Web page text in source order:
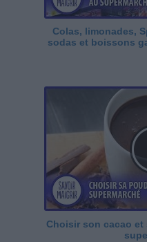
Colas, limonades,
sodas et boissons
Choisir son cacao